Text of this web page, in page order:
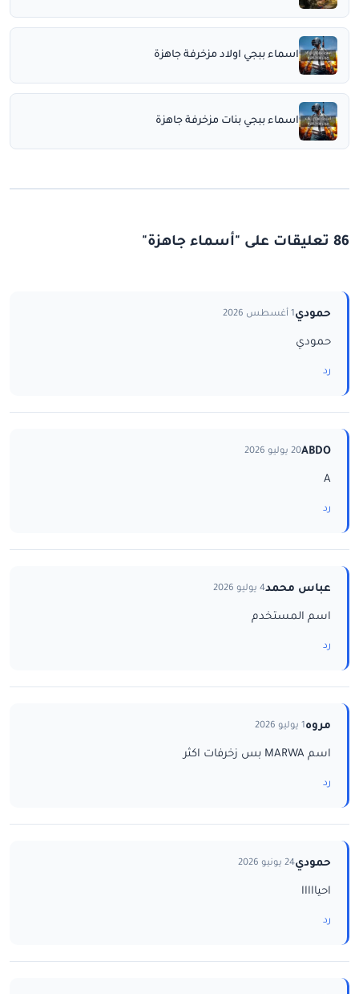
اسماء ببجي اولاد مزخرفة جاهزة
اسماء ببجي بنات مزخرفة جاهزة
86 تعليقات على "أسماء جاهزة"
حمودي1 أغسطس 2026
حمودي
رد
ABDO20 يوليو 2026
A
رد
عباس محمد4 يوليو 2026
اسم المستخدم
رد
مروه1 يوليو 2026
اسم MARWA بس زخرفات اكثر
رد
حمودي24 يونيو 2026
احيااااا
رد